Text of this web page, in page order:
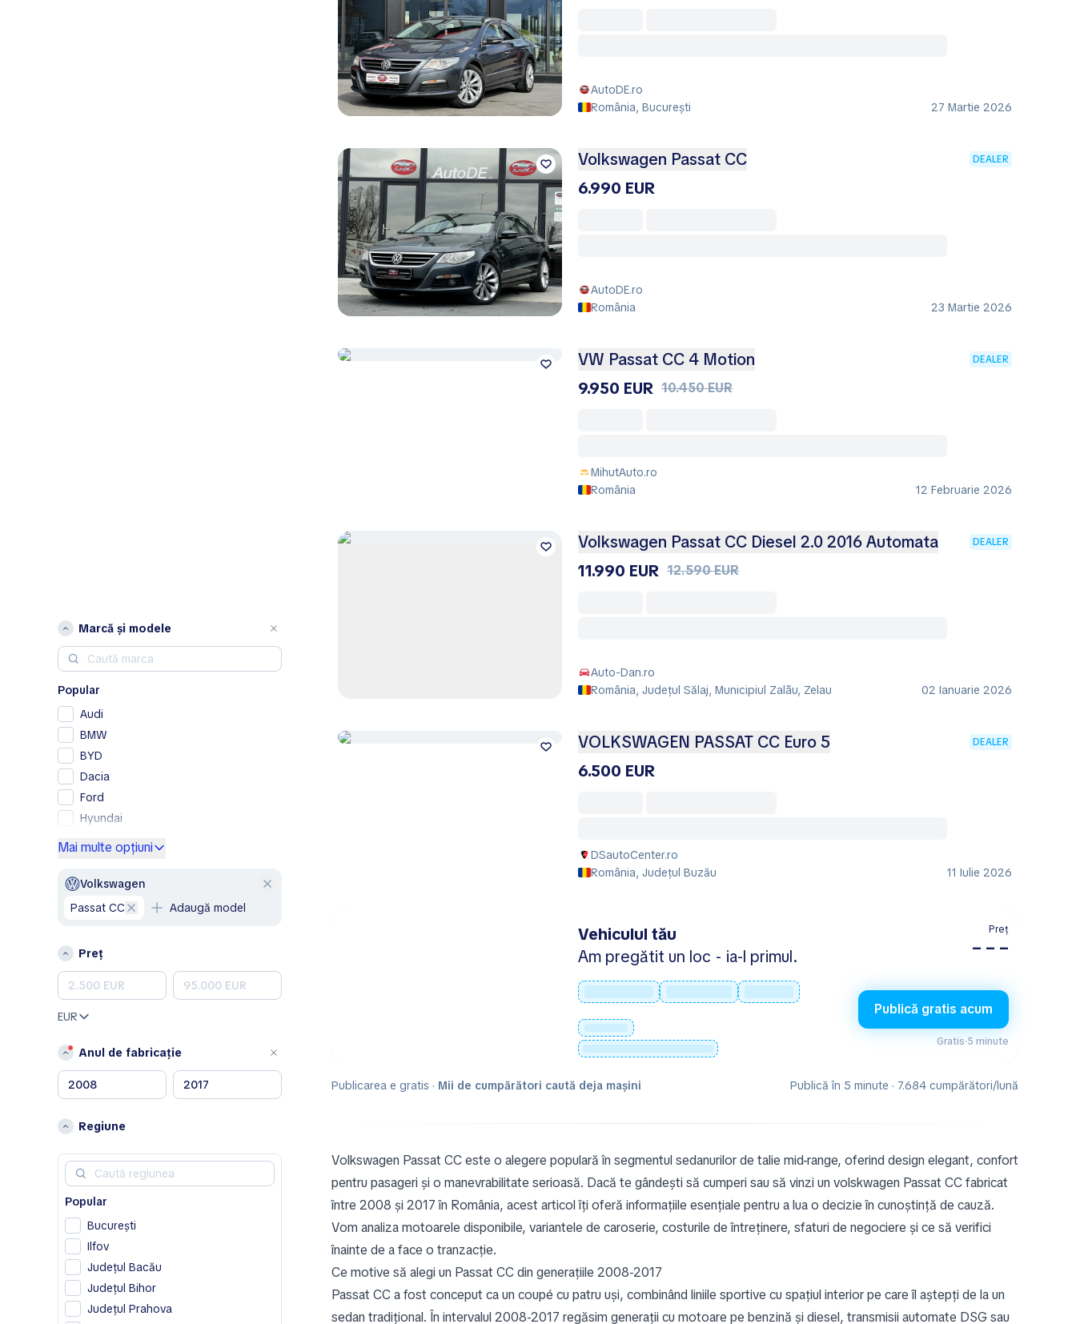
Marcă și modele
Popular
Audi
BMW
BYD
Dacia
Ford
Hyundai
Mercedes-Benz
Peugeot
Renault
Volvo
A
Aixam
Aston Martin
C
Chevrolet
Chrysler
Citroen
Cupra
D
Dodge
DS
Mai multe opțiuni
Volkswagen
Passat CC
Adaugă model
Preț
EUR
Anul de fabricație
Regiune
Popular
București
Ilfov
Județul Bacău
Județul Bihor
Județul Prahova
AutoDE.ro
România, București
27 Martie 2026
Volkswagen Passat CC DEALER
6.990 EUR
AutoDE.ro
România
23 Martie 2026
VW Passat CC 4 Motion DEALER
9.950 EUR 10.450 EUR
MihutAuto.ro
România
12 Februarie 2026
Volkswagen Passat CC Diesel 2.0 2016 Automata DEALER
11.990 EUR 12.590 EUR
Auto-Dan.ro
România, Județul Sălaj, Municipiul Zalãu, Zelau
02 Ianuarie 2026
VOLKSWAGEN PASSAT CC Euro 5 DEALER
6.500 EUR
DSautoCenter.ro
România, Județul Buzău
11 Iulie 2026
Vehiculul tău
Am pregătit un loc - ia-l primul.
Preț
– – –
Publică gratis acum
Gratis·5 minute
Publicarea e gratis · Mii de cumpărători caută deja mașini Publică în 5 minute · 7.684 cumpărători/lună
Volkswagen Passat CC este o alegere populară în segmentul sedanurilor de talie mid-range, oferind design elegant, confort
pentru pasageri și o manevrabilitate serioasă. Dacă te gândești să cumperi sau să vinzi un volskwagen Passat CC fabricat
între 2008 și 2017 în România, acest articol îți oferă informațiile esențiale pentru a lua o decizie în cunoștință de cauză.
Vom analiza motoarele disponibile, variantele de caroserie, costurile de întreținere, sfaturi de negociere și ce să verifici
înainte de a face o tranzacție.
Ce motive să alegi un Passat CC din generațiile 2008-2017
Passat CC a fost conceput ca un coupé cu patru uși, combinând liniile sportive cu spațiul interior pe care îl aștepți de la un
sedan tradițional. În intervalul 2008-2017 regăsim generații cu motoare pe benzină și diesel, transmisii automate DSG sau